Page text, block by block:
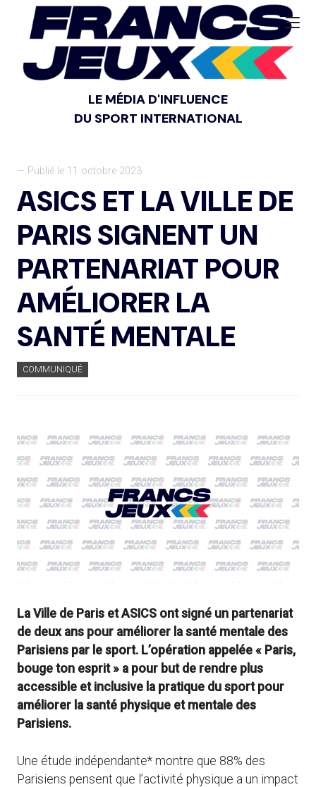
LE MÉDIA D'INFLUENCE
DU SPORT INTERNATIONAL
— Publié le 11 octobre 2023
ASICS ET LA VILLE DE
PARIS SIGNENT UN
PARTENARIAT POUR
AMÉLIORER LA
SANTÉ MENTALE
COMMUNIQUÉ
La Ville de Paris et ASICS ont signé un partenariat
de deux ans pour améliorer la santé mentale des
Parisiens par le sport. L’opération appelée « Paris,
bouge ton esprit » a pour but de rendre plus
accessible et inclusive la pratique du sport pour
améliorer la santé physique et mentale des
Parisiens.
Une étude indépendante* montre que 88% des
Parisiens pensent que l’activité physique a un impact